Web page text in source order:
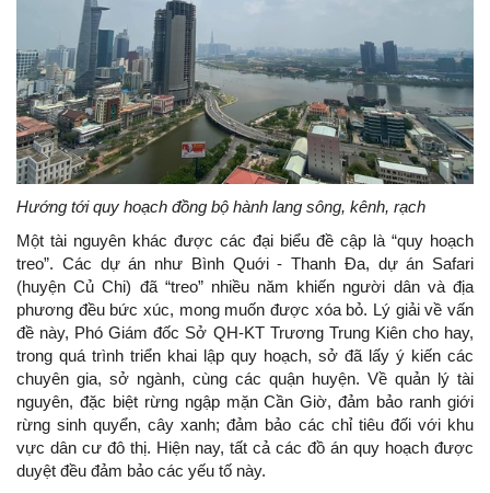
Hướng tới quy hoạch đồng bộ hành lang sông, kênh, rạch
Một tài nguyên khác được các đại biểu đề cập là “quy hoạch
treo”. Các dự án như Bình Quới - Thanh Đa, dự án Safari
(huyện Củ Chi) đã “treo” nhiều năm khiến người dân và địa
phương đều bức xúc, mong muốn được xóa bỏ. Lý giải về vấn
đề này, Phó Giám đốc Sở QH-KT Trương Trung Kiên cho hay,
trong quá trình triển khai lập quy hoạch, sở đã lấy ý kiến các
chuyên gia, sở ngành, cùng các quận huyện. Về quản lý tài
nguyên, đặc biệt rừng ngập mặn Cần Giờ, đảm bảo ranh giới
rừng sinh quyển, cây xanh; đảm bảo các chỉ tiêu đối với khu
vực dân cư đô thị. Hiện nay, tất cả các đồ án quy hoạch được
duyệt đều đảm bảo các yếu tố này.